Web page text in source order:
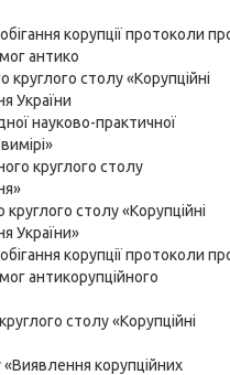
корупції протоколи
антико
круглого столу «Корупційні
України
науково-практичної
круглого столу
круглого столу «Корупційні
України»
корупції протоколи
антикорупційного
столу «Корупційні
корупційних